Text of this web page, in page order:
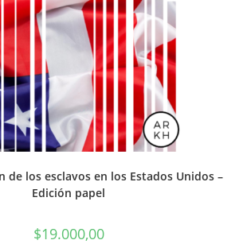
de los esclavos en los Estados Unidos –
Edición papel
$19.000,00